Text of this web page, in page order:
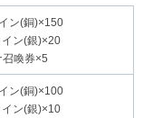
ン(銅)×150
ン(銀)×20
召喚券×5
ン(銅)×100
ン(銀)×10